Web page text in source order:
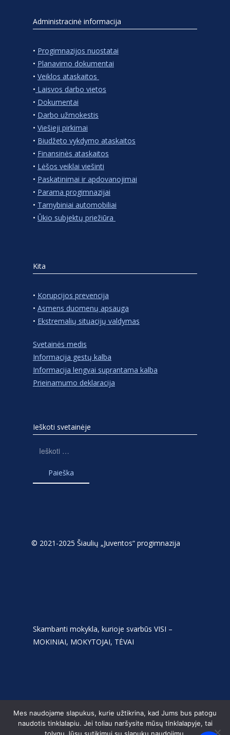
Administracinė informacija
• Progimnazijos nuostatai
• Planavimo dokumentai
• Veiklos ataskaitos
• Laisvos darbo vietos
• Dokumentai
• Darbo užmokestis
• Viešieji pirkimai
• Biudžeto vykdymo ataskaitos
• Finansinės ataskaitos
• Lėšos veiklai viešinti
• Paskatinimai ir apdovanojimai
• Parama progimnazijai
• Tarnybiniai automobiliai
• Ūkio subjektų priežiūra
Kita
• Korupcijos prevencija
• Asmens duomenų apsauga
• Ekstremalių situacijų valdymas
Svetainės medis
Informacija gestų kalba
Informacija lengvai suprantama kalba
Prieinamumo deklaracija
Ieškoti svetainėje
© 2021-2025 Šiaulių „Juventos“ progimnazija
Skambanti mokykla, kurioje svarbūs VISI –
MOKINIAI, MOKYTOJAI, TĖVAI
Mes naudojame slapukus, kurie užtikrina, kad Jums bus patogu
naudotis tinklalapiu. Jei toliau naršysite mūsų tinklalapyje, tai